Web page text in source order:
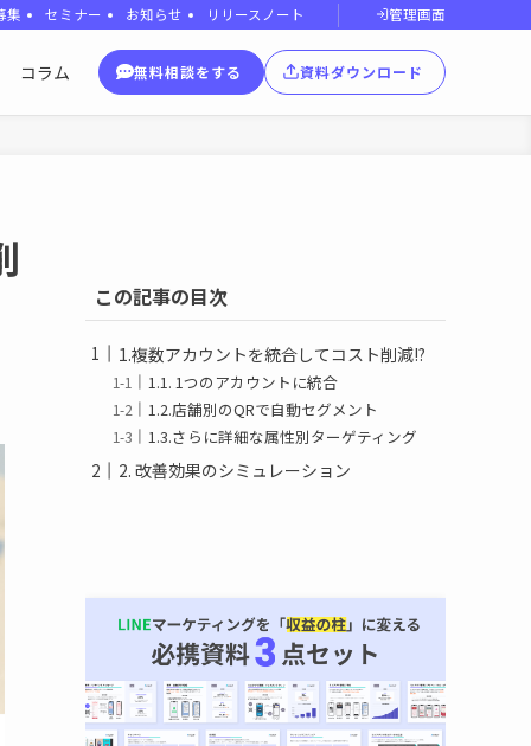
集 セミナー お知らせ リリースノート 管理画面
コラム 無料相談をする 資料ダウンロード
この記事の目次
1.複数アカウントを統合してコスト削減!?
1.1. 1つのアカウントに統合
1.2.店舗別のQRで自動セグメント
1.3.さらに詳細な属性別ターゲティング
2. 改善効果のシミュレーション